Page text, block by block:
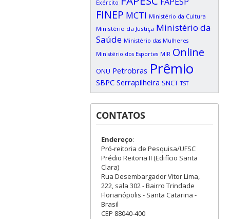
Exército
FINEP MCTI Ministério da Cultura
Ministério da Justiça Ministério da
Saúde Ministério das Mulheres
Ministério dos Esportes MIR Online
ONU Petrobras Prêmio
SBPC Serrapilheira SNCT TST
CONTATOS
Endereço:
Pró-reitoria de Pesquisa/UFSC
Prédio Reitoria II (Edifício Santa
Clara)
Rua Desembargador Vitor Lima,
222, sala 302 - Bairro Trindade
Florianópolis - Santa Catarina -
Brasil
CEP 88040-400